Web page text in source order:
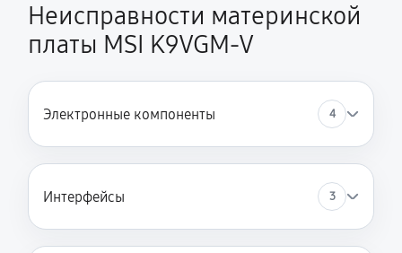
Неисправности материнской
платы MSI K9VGM-V
Электронные компоненты 4
Интерфейсы 3